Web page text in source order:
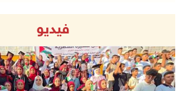
وزير الداخلية يبحث مع مكافحة المخدرات الدولي ...
06/آب/2026 10:01 م
رئيس بلدية الخليل يطلع وفدا أميركيا على تطورا ...
06/آب/2026 09:59 م
فيديو